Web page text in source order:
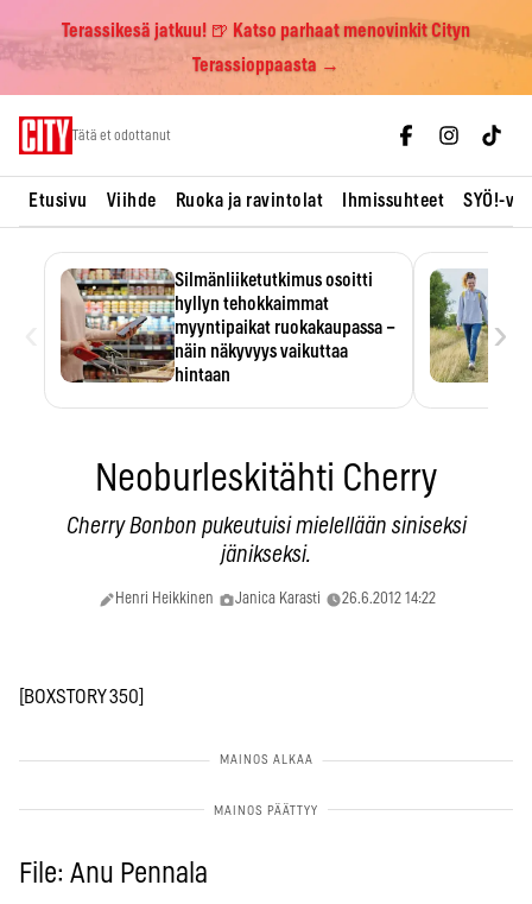
Terassikesä jatkuu! 🍺 Katso parhaat menovinkit Cityn
Terassioppaasta →
Tätä et odottanut
Etusivu Viihde Ruoka ja ravintolat Ihmissuhteet SYÖ!-
Silmänliiketutkimus osoitti
hyllyn tehokkaimmat
myyntipaikat ruokakaupassa –
näin näkyvyys vaikuttaa
hintaan
›
Neoburleskitähti Cherry
Cherry Bonbon pukeutuisi mielellään siniseksi
jänikseksi.
Henri Heikkinen Janica Karasti 26.6.2012 14:22
[BOXSTORY 350]
File: Anu Pennala